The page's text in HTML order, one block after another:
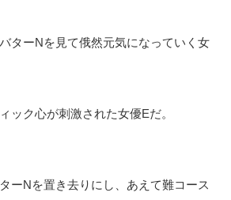
ターNを見て俄然元気になっていく女
ック心が刺激された女優Eだ。
ーNを置き去りにし、あえて難コース